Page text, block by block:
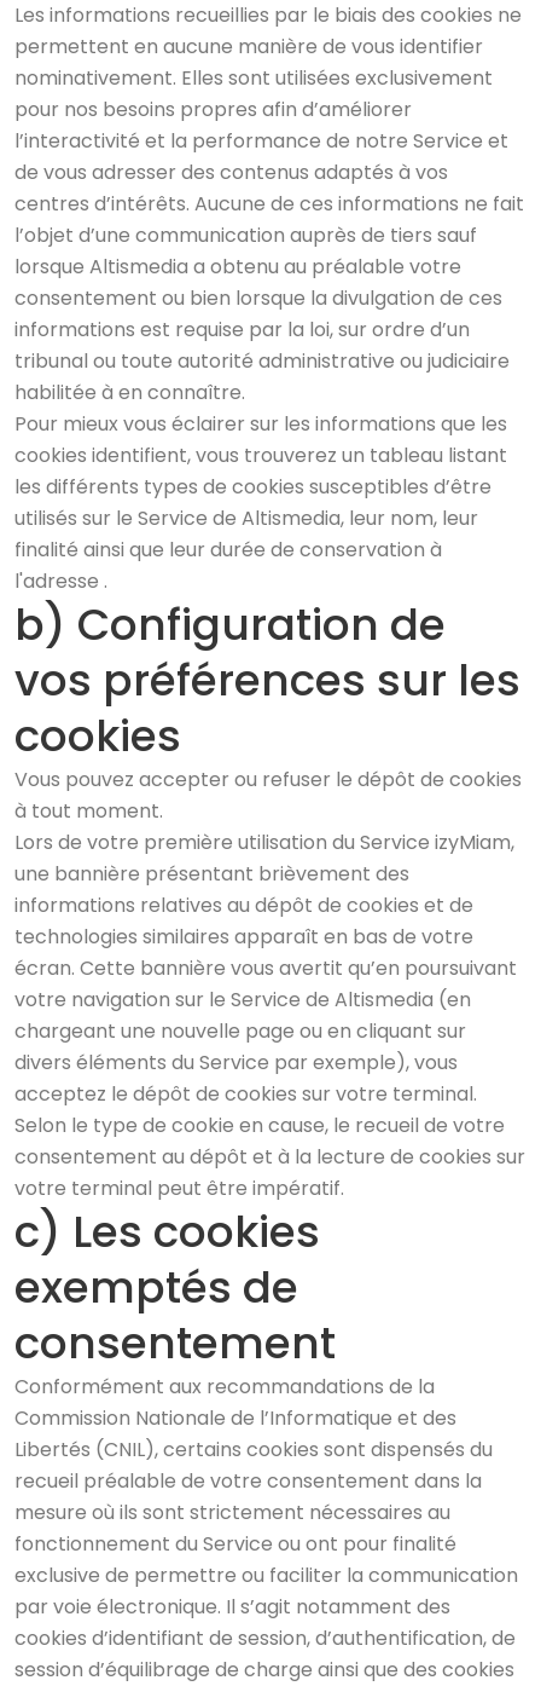
Les informations recueillies par le biais des cookies ne
permettent en aucune manière de vous identifier
nominativement. Elles sont utilisées exclusivement
pour nos besoins propres afin d’améliorer
l’interactivité et la performance de notre Service et
de vous adresser des contenus adaptés à vos
centres d’intérêts. Aucune de ces informations ne fait
l’objet d’une communication auprès de tiers sauf
lorsque Altismedia a obtenu au préalable votre
consentement ou bien lorsque la divulgation de ces
informations est requise par la loi, sur ordre d’un
tribunal ou toute autorité administrative ou judiciaire
habilitée à en connaître.
Pour mieux vous éclairer sur les informations que les
cookies identifient, vous trouverez un tableau listant
les différents types de cookies susceptibles d’être
utilisés sur le Service de Altismedia, leur nom, leur
finalité ainsi que leur durée de conservation à
l'adresse .
b) Configuration de
vos préférences sur les
cookies
Vous pouvez accepter ou refuser le dépôt de cookies
à tout moment.
Lors de votre première utilisation du Service izyMiam,
une bannière présentant brièvement des
informations relatives au dépôt de cookies et de
technologies similaires apparaît en bas de votre
écran. Cette bannière vous avertit qu’en poursuivant
votre navigation sur le Service de Altismedia (en
chargeant une nouvelle page ou en cliquant sur
divers éléments du Service par exemple), vous
acceptez le dépôt de cookies sur votre terminal.
Selon le type de cookie en cause, le recueil de votre
consentement au dépôt et à la lecture de cookies sur
votre terminal peut être impératif.
c) Les cookies
exemptés de
consentement
Conformément aux recommandations de la
Commission Nationale de l’Informatique et des
Libertés (CNIL), certains cookies sont dispensés du
recueil préalable de votre consentement dans la
mesure où ils sont strictement nécessaires au
fonctionnement du Service ou ont pour finalité
exclusive de permettre ou faciliter la communication
par voie électronique. Il s’agit notamment des
cookies d’identifiant de session, d’authentification, de
session d’équilibrage de charge ainsi que des cookies